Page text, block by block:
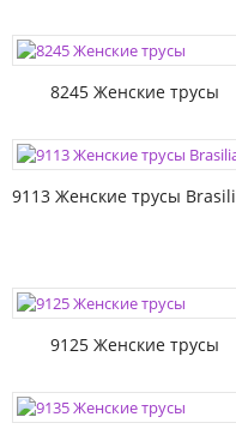
8245 Женские трусы
9113 Женские трусы
9125 Женские трусы